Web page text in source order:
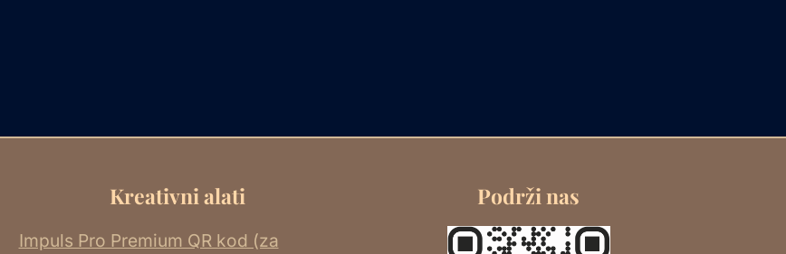
Kreativni alati
Impuls Pro Premium QR kod (za
Podrži nas